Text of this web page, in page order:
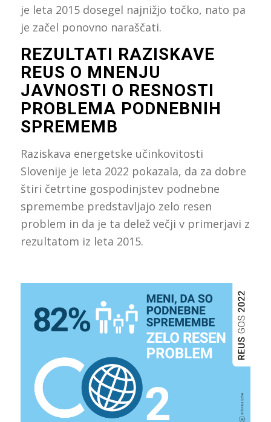
je leta 2015 dosegel najnižjo točko, nato pa
je začel ponovno naraščati.
REZULTATI RAZISKAVE
REUS O MNENJU
JAVNOSTI O RESNOSTI
PROBLEMA PODNEBNIH
SPREMEMB
Raziskava energetske učinkovitosti
Slovenije je leta 2022 pokazala, da za dobre
štiri četrtine gospodinjstev podnebne
spremembe predstavljajo zelo resen
problem in da je ta delež večji v primerjavi z
rezultatom iz leta 2015.